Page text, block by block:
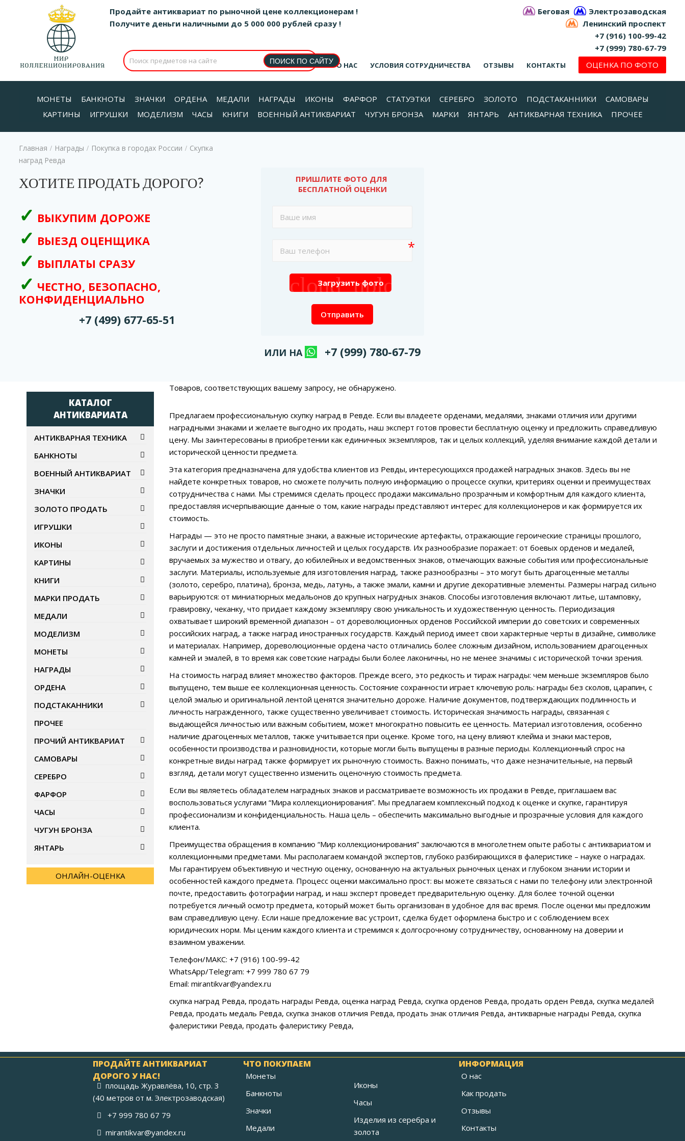
Продайте антиквариат по рыночной цене коллекционерам ! Беговая
Электрозаводская
Получите деньги наличными до 5 000 000 рублей сразу !
Ленинский проспект
+7 (916) 100-99-42
+7 (999) 780-67-79
О НАС УСЛОВИЯ СОТРУДНИЧЕСТВА ОТЗЫВЫ КОНТАКТЫ ОЦЕНКА ПО ФОТО
МОНЕТЫ БАНКНОТЫ ЗНАЧКИ ОРДЕНА МЕДАЛИ НАГРАДЫ ИКОНЫ ФАРФОР СТАТУЭТКИ СЕРЕБРО ЗОЛОТО ПОДСТАКАННИКИ
САМОВАРЫ
КАРТИНЫ
ИГРУШКИ МОДЕЛИЗМ ЧАСЫ КНИГИ ВОЕННЫЙ АНТИКВАРИАТ ЧУГУН БРОНЗА МАРКИ ЯНТАРЬ АНТИКВАРНАЯ ТЕХНИКА ПРОЧЕЕ
Главная / Награды / Покупка в городах России / Скупка
наград Ревда
ХОТИТЕ ПРОДАТЬ ДОРОГО?
ВЫКУПИМ ДОРОЖЕ
ВЫЕЗД ОЦЕНЩИКА
ВЫПЛАТЫ СРАЗУ
ЧЕСТНО, БЕЗОПАСНО,
КОНФИДЕНЦИАЛЬНО
+7 (499) 677-65-51
ПРИШЛИТЕ ФОТО ДЛЯ
БЕСПЛАТНОЙ ОЦЕНКИ
cloud_upload
Загрузить фото
Отправить
ИЛИ НА +7 (999) 780-67-79
Товаров, соответствующих вашему запросу, не обнаружено.
Предлагаем профессиональную скупку наград в Ревде. Если вы владеете орденами, медалями, знаками отличия или другими
наградными знаками и желаете выгодно их продать, наш эксперт готов провести бесплатную оценку и предложить справедливую
цену. Мы заинтересованы в приобретении как единичных экземпляров, так и целых коллекций, уделяя внимание каждой детали и
исторической ценности предмета.
Эта категория предназначена для удобства клиентов из Ревды, интересующихся продажей наградных знаков. Здесь вы не
найдете конкретных товаров, но сможете получить полную информацию о процессе скупки, критериях оценки и преимуществах
сотрудничества с нами. Мы стремимся сделать процесс продажи максимально прозрачным и комфортным для каждого клиента,
предоставляя исчерпывающие данные о том, какие награды представляют интерес для коллекционеров и как формируется их
стоимость.
Награды — это не просто памятные знаки, а важные исторические артефакты, отражающие героические страницы прошлого,
заслуги и достижения отдельных личностей и целых государств. Их разнообразие поражает: от боевых орденов и медалей,
вручаемых за мужество и отвагу, до юбилейных и ведомственных знаков, отмечающих важные события или профессиональные
заслуги. Материалы, используемые для изготовления наград, также разнообразны – это могут быть драгоценные металлы
(золото, серебро, платина), бронза, медь, латунь, а также эмали, камни и другие декоративные элементы. Размеры наград сильно
варьируются: от миниатюрных медальонов до крупных нагрудных знаков. Способы изготовления включают литье, штамповку,
гравировку, чеканку, что придает каждому экземпляру свою уникальность и художественную ценность. Периодизация
охватывает широкий временной диапазон – от дореволюционных орденов Российской империи до советских и современных
российских наград, а также наград иностранных государств. Каждый период имеет свои характерные черты в дизайне, символике
и материалах. Например, дореволюционные ордена часто отличались более сложным дизайном, использованием драгоценных
камней и эмалей, в то время как советские награды были более лаконичны, но не менее значимы с исторической точки зрения.
На стоимость наград влияет множество факторов. Прежде всего, это редкость и тираж награды: чем меньше экземпляров было
выпущено, тем выше ее коллекционная ценность. Состояние сохранности играет ключевую роль: награды без сколов, царапин, с
целой эмалью и оригинальной лентой ценятся значительно дороже. Наличие документов, подтверждающих подлинность и
личность награжденного, также существенно увеличивает стоимость. Историческая значимость награды, связанная с
выдающейся личностью или важным событием, может многократно повысить ее ценность. Материал изготовления, особенно
наличие драгоценных металлов, также учитывается при оценке. Кроме того, на цену влияют клейма и знаки мастеров,
особенности производства и разновидности, которые могли быть выпущены в разные периоды. Коллекционный спрос на
конкретные виды наград также формирует их рыночную стоимость. Важно понимать, что даже незначительные, на первый
взгляд, детали могут существенно изменить оценочную стоимость предмета.
Если вы являетесь обладателем наградных знаков и рассматриваете возможность их продажи в Ревде, приглашаем вас
воспользоваться услугами “Мира коллекционирования”. Мы предлагаем комплексный подход к оценке и скупке, гарантируя
профессионализм и конфиденциальность. Наша цель – обеспечить максимально выгодные и прозрачные условия для каждого
клиента.
Преимущества обращения в компанию “Мир коллекционирования” заключаются в многолетнем опыте работы с антиквариатом и
коллекционными предметами. Мы располагаем командой экспертов, глубоко разбирающихся в фалеристике – науке о наградах.
Мы гарантируем объективную и честную оценку, основанную на актуальных рыночных ценах и глубоком знании истории и
особенностей каждого предмета. Процесс оценки максимально прост: вы можете связаться с нами по телефону или электронной
почте, предоставить фотографии наград, и наш эксперт проведет предварительную оценку. Для более точной оценки
потребуется личный осмотр предмета, который может быть организован в удобное для вас время. После оценки мы предложим
вам справедливую цену. Если наше предложение вас устроит, сделка будет оформлена быстро и с соблюдением всех
юридических норм. Мы ценим каждого клиента и стремимся к долгосрочному сотрудничеству, основанному на доверии и
взаимном уважении.
Телефон/МАКС: +7 (916) 100-99-42
WhatsApp/Telegram: +7 999 780 67 79
Email: mirantikvar@yandex.ru
скупка наград Ревда, продать награды Ревда, оценка наград Ревда, скупка орденов Ревда, продать орден Ревда, скупка медалей
Ревда, продать медаль Ревда, скупка знаков отличия Ревда, продать знак отличия Ревда, антикварные награды Ревда, скупка
фалеристики Ревда, продать фалеристику Ревда,
КАТАЛОГ
АНТИКВАРИАТА
АНТИКВАРНАЯ ТЕХНИКА
БАНКНОТЫ
ВОЕННЫЙ АНТИКВАРИАТ
ЗНАЧКИ
ЗОЛОТО ПРОДАТЬ
ИГРУШКИ
ИКОНЫ
КАРТИНЫ
КНИГИ
МАРКИ ПРОДАТЬ
МЕДАЛИ
МОДЕЛИЗМ
МОНЕТЫ
НАГРАДЫ
ОРДЕНА
ПОДСТАКАННИКИ
ПРОЧЕЕ
ПРОЧИЙ АНТИКВАРИАТ
САМОВАРЫ
СЕРЕБРО
ФАРФОР
ЧАСЫ
ЧУГУН БРОНЗА
ЯНТАРЬ
ОНЛАЙН-ОЦЕНКА
ПРОДАЙТЕ АНТИКВАРИАТ
ДОРОГО У НАС!
площадь Журавлёва, 10, стр. 3
(40 метров от м. Электрозаводская)
+7 999 780 67 79
mirantikvar@yandex.ru
ЧТО ПОКУПАЕМ
Монеты
Банкноты
Значки
Медали
Иконы
Часы
Изделия из серебра и
золота
ИНФОРМАЦИЯ
О нас
Как продать
Отзывы
Контакты